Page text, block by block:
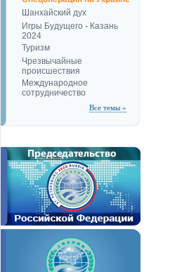
Шанхайский дух
Игры Будущего - Казань
2024
Туризм
Чрезвычайные
происшествия
Международное
сотрудничество
Все темы »